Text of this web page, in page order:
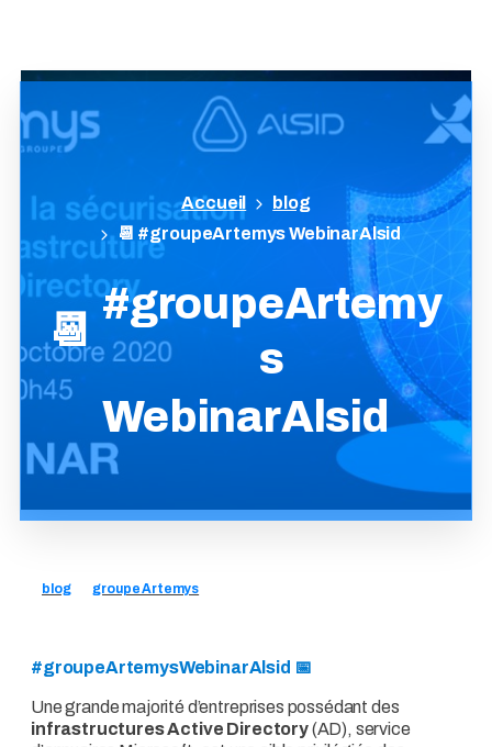
📆
#groupeArtemy
s
WebinarAlsid
blog
📆 #groupeArtemys WebinarAlsid
blog groupe Artemys
#groupeArtemysWebinarAlsid 📅
Une grande majorité d’entreprises possédant des
infrastructuresActive Directory(AD), service